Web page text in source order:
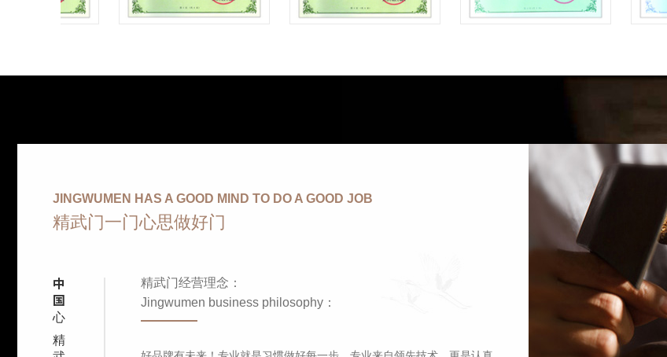
JINGWUMEN HAS A GOOD MIND TO DO A GOOD JOB
精武门一门心思做好门
中
国
心
精
精武门经营理念：
Jingwumen business philosophy：